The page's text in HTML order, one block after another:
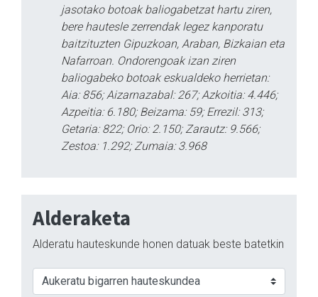
jasotako botoak baliogabetzat hartu ziren,
bere hautesle zerrendak legez kanporatu
baitzituzten Gipuzkoan, Araban, Bizkaian eta
Nafarroan. Ondorengoak izan ziren
baliogabeko botoak eskualdeko herrietan:
Aia: 856; Aizarnazabal: 267; Azkoitia: 4.446;
Azpeitia: 6.180; Beizama: 59; Errezil: 313;
Getaria: 822; Orio: 2.150; Zarautz: 9.566;
Zestoa: 1.292; Zumaia: 3.968
Alderaketa
Alderatu hauteskunde honen datuak beste batetkin